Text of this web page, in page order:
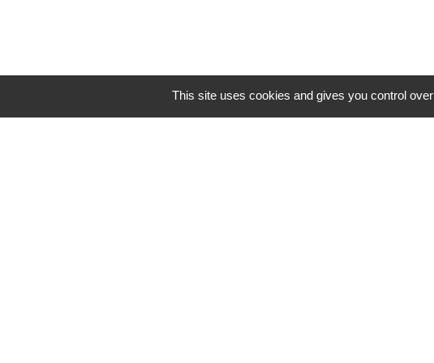
This site uses cookies and gives you control